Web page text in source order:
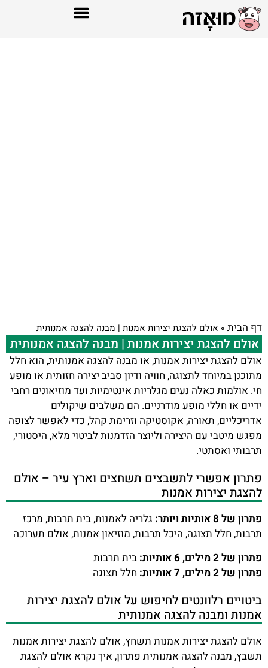
דף הבית» אולם להצגת יצירות אמנות | מבנה להצגה אמנותית
אולם להצגת יצירות אמנות | מבנה להצגה אמנותית
אולם להצגת יצירות אמנות, או מבנה להצגה אמנותית, הוא חלל
מתוכנן במיוחד לתצוגה, חוויה ודיון סביב יצירה חזותית או מופע
חי. אולמות כאלה נעים מגלריות אינטימיות ועד מוזיאונים רחבי
ידיים או חללי מופע מודרניים. הם משלבים שיקולים
אדריכליים, תאורה, אקוסטיקה וזרימת קהל, כדי לאפשר לצופה
מפגש מיטבי עם היצירה וליוצר הזדמנות לביטוי מלא, היסטורי,
תרבותי ואסתטי.
פתרון אפשרי לתשבצים תשחצים וארץ עיר – אולם
להצגת יצירות אמנות
פתרון של 8 אותיות ויותר:
גלריה לאמנות, בית תרבות, מרכז
תרבות, חלל תצוגה, היכל תרבות, מוזיאון אמנות, אולם תערוכה
פתרון של 2 מילים, 6 אותיות:
בית תרבות
פתרון של 2 מילים, 7 אותיות:
חלל תצוגה
ביטויים רלוונטים לחיפוש על אולם להצגת יצירות
אמנות ומבנה להצגה אמנותית
אולם להצגת יצירות אמנות תשחץ, אולם להצגת יצירות אמנות
תשבץ, מבנה להצגה אמנותית פתרון, איך נקרא אולם להצגת